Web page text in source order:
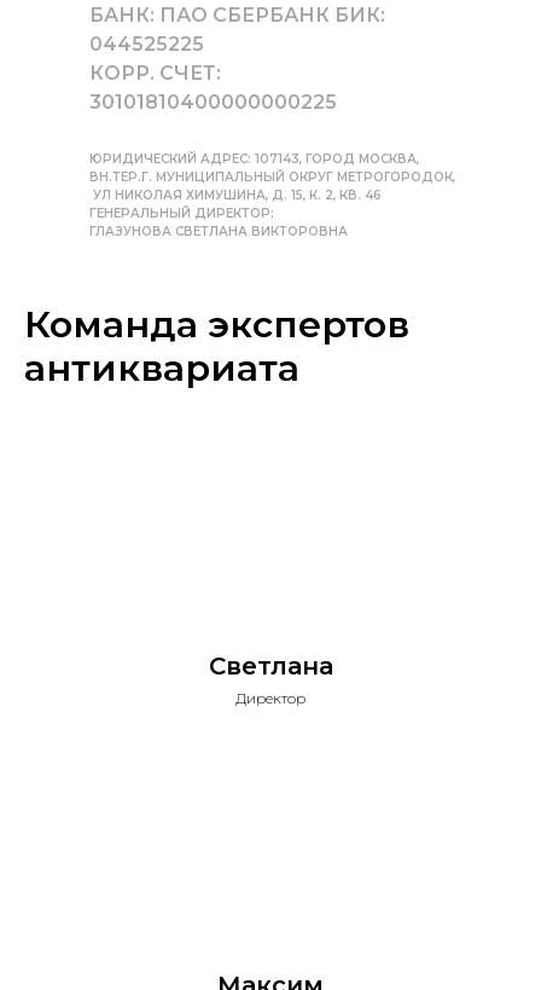
БАНК: ПАО СБЕРБАНК БИК:
044525225
КОРР. СЧЕТ:
30101810400000000225
ЮРИДИЧЕСКИЙ АДРЕС: 107143, ГОРОД МОСКВА,
ВН.ТЕР.Г. МУНИЦИПАЛЬНЫЙ ОКРУГ МЕТРОГОРОДОК,
УЛ НИКОЛАЯ ХИМУШИНА, Д. 15, К. 2, КВ. 46
ГЕНЕРАЛЬНЫЙ ДИРЕКТОР:
ГЛАЗУНОВА СВЕТЛАНА ВИКТОРОВНА
Команда экспертов
антиквариата
Светлана
Директор